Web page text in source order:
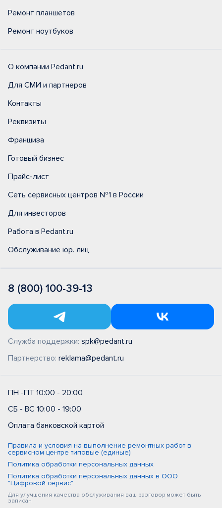
Ремонт планшетов
Ремонт ноутбуков
О компании Pedant.ru
Для СМИ и партнеров
Контакты
Реквизиты
Франшиза
Готовый бизнес
Прайс-лист
Сеть сервисных центров №1 в России
Для инвесторов
Работа в Pedant.ru
Обслуживание юр. лиц
8 (800) 100-39-13
Служба поддержки: spk@pedant.ru
Партнерство: reklama@pedant.ru
ПН -ПТ 10:00 - 20:00
СБ - ВС 10:00 - 19:00
Оплата банковской картой
Правила и условия на выполнение ремонтных работ в
сервисном центре типовые (единые)
Политика обработки персональных данных
Политика обработки персональных данных в ООО
"Цифровой сервис"
Для улучшения качества обслуживания ваш разговор может быть
записан